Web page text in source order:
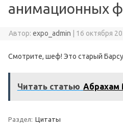
анимационных
Автор:expo_admin 16 октября
Смотрите, шеф! Это старый
Читать статью Абрахам
Раздел: Цитаты